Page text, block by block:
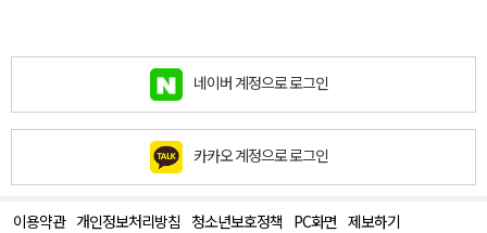
네이버 계정으로 로그인
카카오 계정으로 로그인
이용약관 개인정보처리방침 청소년보호정책 PC화면 제보하기